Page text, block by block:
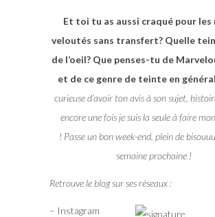
Et toi tu as aussi craqué pour les
veloutés sans transfert? Quelle
de l’oeil? Que penses-tu de
et de ce genre de teinte en
curieuse d’avoir ton avis à son sujet,
encore une fois je suis la seule à faire
! Passe un bon week-end, plein de
semaine prochaine !
Retrouve le blog sur ses réseaux :
– Instagram